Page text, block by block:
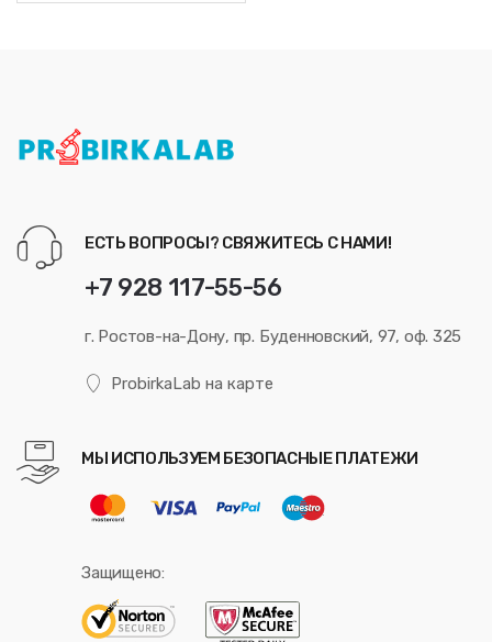
ЕСТЬ ВОПРОСЫ? СВЯЖИТЕСЬ С НАМИ!
+7 928 117-55-56
г. Ростов-на-Дону, пр. Буденновский, 97, оф. 325
ProbirkaLab на карте
МЫ ИСПОЛЬЗУЕМ БЕЗОПАСНЫЕ ПЛАТЕЖИ
Защищено: